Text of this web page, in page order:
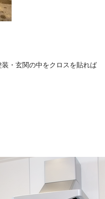
・玄関の中をクロスを貼れば